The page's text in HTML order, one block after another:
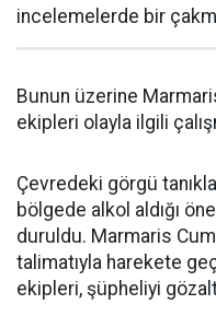
incelemelerde bir
Bunun üzerine
ekipleri olayla ilgili
Çevredeki görgü
bölgede alkol aldığı
duruldu. Marmaris
talimatıyla harekete
ekipleri, şüpheliyi